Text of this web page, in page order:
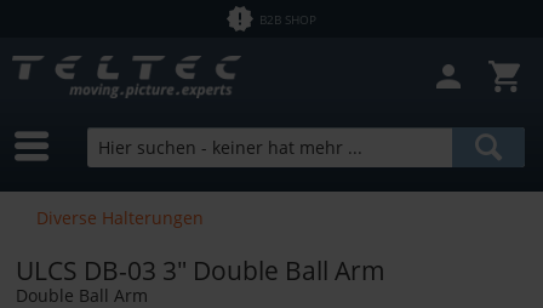
B2B SHOP
Diverse Halterungen
ULCS DB-03 3" Double Ball Arm
Double Ball Arm
Sofort lieferbar
Hersteller
von2,50 € bis 12700,00 €